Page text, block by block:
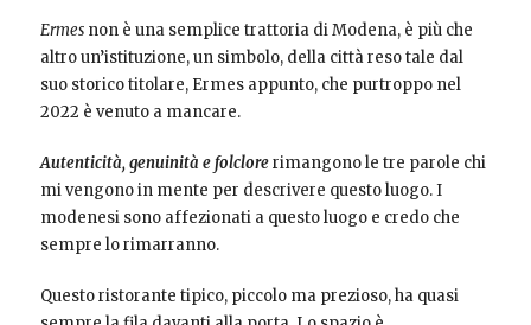
Ermesnon è una semplice trattoria di Modena, è più che
altro un’istituzione, un simbolo, della città reso tale dal
suo storico titolare, Ermes appunto, che purtroppo nel
2022 è venuto a mancare.
Autenticità, genuinità e folclorerimangono le tre parole chi
mi vengono in mente per descrivere questo luogo. I
modenesi sono affezionati a questo luogo e credo che
sempre lo rimarranno.
Questo ristorante tipico, piccolo ma prezioso, ha quasi